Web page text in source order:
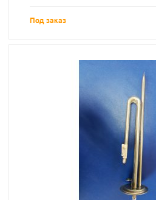
Под заказ